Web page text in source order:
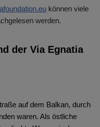
können viele
werden.
der Via Egnatia
auf dem Balkan, durch
waren. Als östliche